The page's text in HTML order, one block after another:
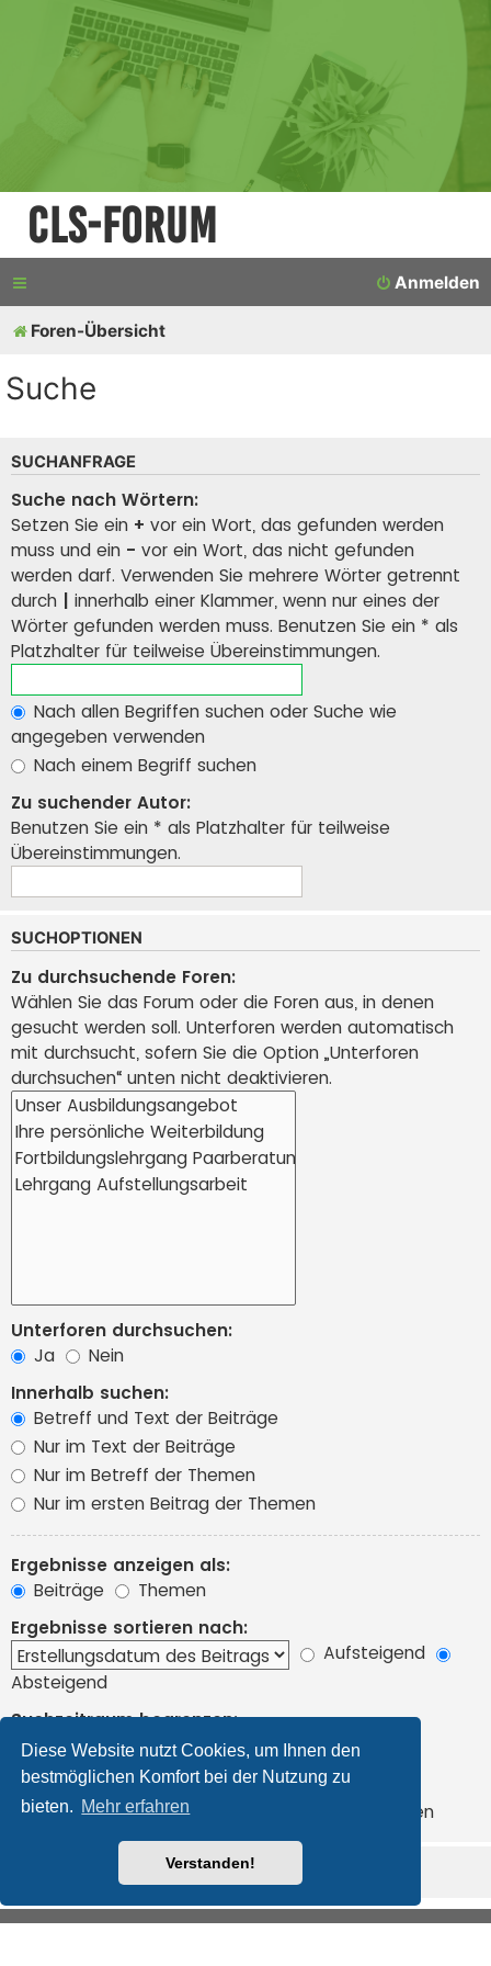
Diese Website nutzt Cookies, um Ihnen den
bestmöglichen Komfort bei der Nutzung zu
bieten. Mehr erfahren
Verstanden!
CLS-Forum
Anmelden
Foren-Übersicht
Suche
SUCHANFRAGE
Suche nach Wörtern:
Setzen Sie ein + vor ein Wort, das gefunden werden
muss und ein - vor ein Wort, das nicht gefunden
werden darf. Verwenden Sie mehrere Wörter getrennt
durch
innerhalb einer Klammer, wenn nur eines der
Wörter gefunden werden muss. Benutzen Sie ein * als
Platzhalter für teilweise Übereinstimmungen.
Nach allen Begriffen suchen oder Suche wie
angegeben verwenden
Nach einem Begriff suchen
Zu suchender Autor:
Benutzen Sie ein * als Platzhalter für teilweise
Übereinstimmungen.
SUCHOPTIONEN
Zu durchsuchende Foren:
Wählen Sie das Forum oder die Foren aus, in denen
gesucht werden soll. Unterforen werden automatisch
mit durchsucht, sofern Sie die Option „Unterforen
durchsuchen“ unten nicht deaktivieren.
Unterforen durchsuchen:
Ja
Nein
Innerhalb suchen:
Betreff und Text der Beiträge
Nur im Text der Beiträge
Nur im Betreff der Themen
Nur im ersten Beitrag der Themen
Ergebnisse anzeigen als:
Beiträge
Themen
Ergebnisse sortieren nach:
Aufsteigend
Absteigend
Suchzeitraum begrenzen:
Die ersten:
Zeichen der Beiträge anzeigen